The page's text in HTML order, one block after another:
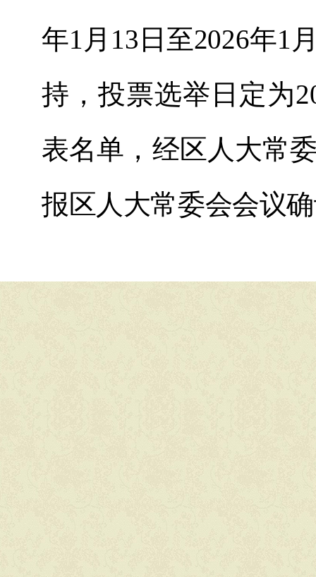
年1 月 13 日至2026年1
持，投票选举日定为
表名单，经区人大常
报区人大常委会会议